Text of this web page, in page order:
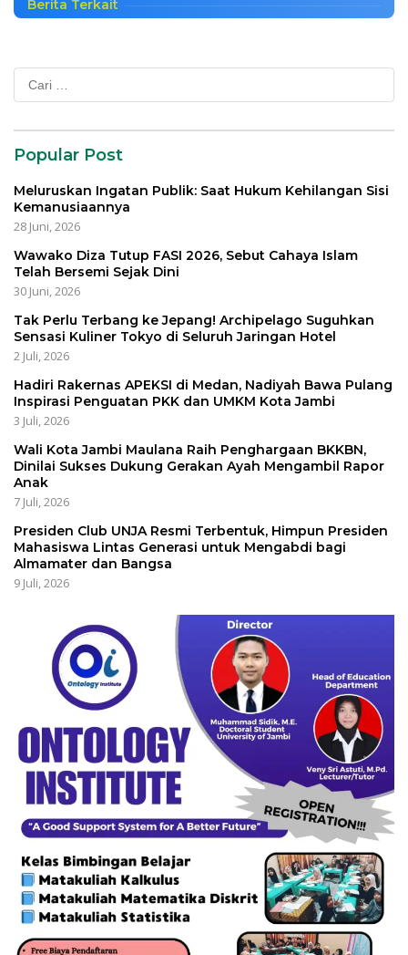
Berita Terkait
Cari
untuk:
Popular Post
Meluruskan Ingatan Publik: Saat Hukum Kehilangan Sisi
Kemanusiaannya
28 Juni, 2026
Wawako Diza Tutup FASI 2026, Sebut Cahaya Islam
Telah Bersemi Sejak Dini
30 Juni, 2026
Tak Perlu Terbang ke Jepang! Archipelago Suguhkan
Sensasi Kuliner Tokyo di Seluruh Jaringan Hotel
2 Juli, 2026
Hadiri Rakernas APEKSI di Medan, Nadiyah Bawa Pulang
Inspirasi Penguatan PKK dan UMKM Kota Jambi
3 Juli, 2026
Wali Kota Jambi Maulana Raih Penghargaan BKKBN,
Dinilai Sukses Dukung Gerakan Ayah Mengambil Rapor
Anak
7 Juli, 2026
Presiden Club UNJA Resmi Terbentuk, Himpun Presiden
Mahasiswa Lintas Generasi untuk Mengabdi bagi
Almamater dan Bangsa
9 Juli, 2026